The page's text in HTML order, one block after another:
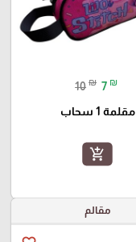
10 ₪ 7 ₪
مقلمة 1 سحاب
add_shopping_cart
مقالم